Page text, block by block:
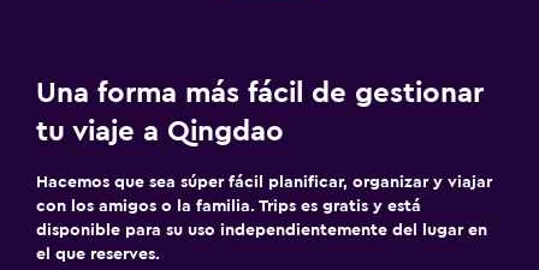
Una forma más fácil de gestionar
tu viaje a Qingdao
Hacemos que sea súper fácil planificar, organizar y viajar
con los amigos o la familia. Trips es gratis y está
disponible para su uso independientemente del lugar en
el que reserves.